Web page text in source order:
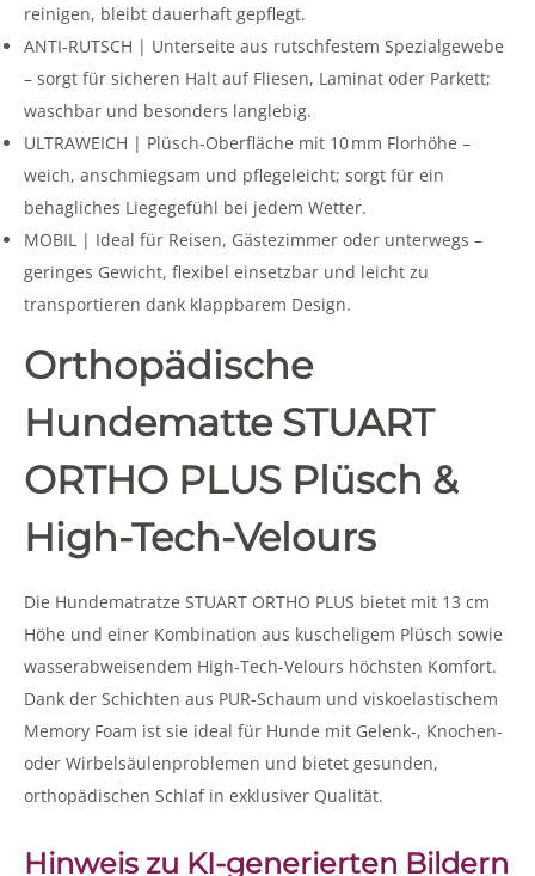
reinigen, bleibt dauerhaft gepflegt.
ANTI-RUTSCH | Unterseite aus rutschfestem Spezialgewebe
– sorgt für sicheren Halt auf Fliesen, Laminat oder Parkett;
waschbar und besonders langlebig.
ULTRAWEICH | Plüsch-Oberfläche mit 10 mm Florhöhe –
weich, anschmiegsam und pflegeleicht; sorgt für ein
behagliches Liegegefühl bei jedem Wetter.
MOBIL | Ideal für Reisen, Gästezimmer oder unterwegs –
geringes Gewicht, flexibel einsetzbar und leicht zu
transportieren dank klappbarem Design.
Orthopädische
Hundematte STUART
ORTHO PLUS Plüsch &
High-Tech-Velours
Die Hundematratze STUART ORTHO PLUS bietet mit 13 cm
Höhe und einer Kombination aus kuscheligem Plüsch sowie
wasserabweisendem High-Tech-Velours höchsten Komfort.
Dank der Schichten aus PUR-Schaum und viskoelastischem
Memory Foam ist sie ideal für Hunde mit Gelenk-, Knochen-
oder Wirbelsäulenproblemen und bietet gesunden,
orthopädischen Schlaf in exklusiver Qualität.
Hinweis zu KI-generierten Bildern